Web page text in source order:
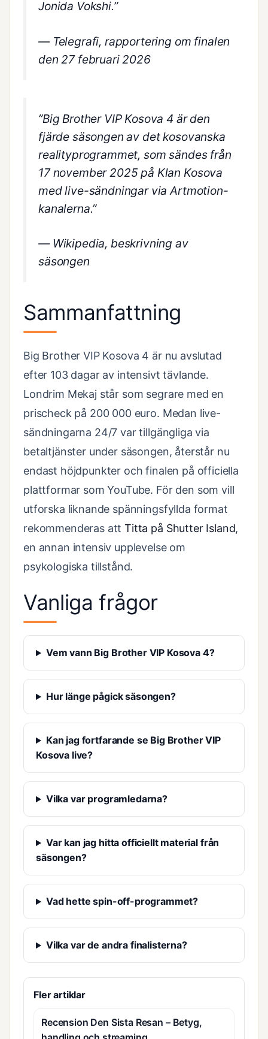
Jonida Vokshi.”
— Telegrafi, rapportering om finalen
den 27 februari 2026
”Big Brother VIP Kosova 4 är den
fjärde säsongen av det kosovanska
realityprogrammet, som sändes från
17 november 2025 på Klan Kosova
med live-sändningar via Artmotion-
kanalerna.”
— Wikipedia, beskrivning av
säsongen
Sammanfattning
Big Brother VIP Kosova 4 är nu avslutad
efter 103 dagar av intensivt tävlande.
Londrim Mekaj står som segrare med en
prischeck på 200 000 euro. Medan live-
sändningarna 24/7 var tillgängliga via
betaltjänster under säsongen, återstår nu
endast höjdpunkter och finalen på officiella
plattformar som YouTube. För den som vill
utforska liknande spänningsfyllda format
rekommenderas attTitta på Shutter Island,
en annan intensiv upplevelse om
psykologiska tillstånd.
Vanliga frågor
Vem vann Big Brother VIP Kosova 4?
Hur länge pågick säsongen?
Kan jag fortfarande se Big Brother VIP
Kosova live?
Vilka var programledarna?
Var kan jag hitta officiellt material från
säsongen?
Vad hette spin-off-programmet?
Vilka var de andra finalisterna?
Fler artiklar
Recension Den Sista Resan – Betyg,